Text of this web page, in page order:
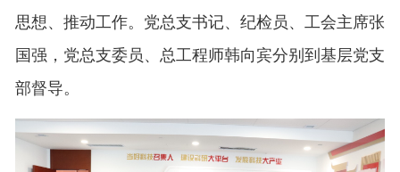
思想、推动工作。党总支书记、纪检员、工会主席张
国强，党总支委员、总工程师韩向宾分别到基层党支
部督导。